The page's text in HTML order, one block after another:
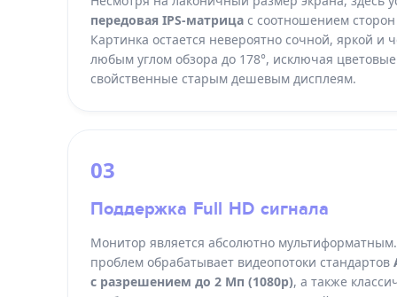
передовая IPS-матрицас соотношением сторон
Картинка остается невероятно сочной, яркой и
любым углом обзора до 178°, исключая
свойственные старым дешевым дисплеям.
03
Поддержка Full HD сигнала
Монитор является абсолютно
проблем обрабатывает видеопотоки стандартов
с разрешением до 2 Мп (1080p), а также